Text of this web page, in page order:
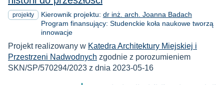
projekty Kierownik projektu: dr inż. arch. Joanna Badach
Program finansujący: Studenckie koła naukowe tworzą
innowacje
Projekt realizowany w Katedra Architektury Miejskiej i
Przestrzeni Nadwodnych zgodnie z porozumieniem
SKN/SP/570294/2023 z dnia 2023-05-16